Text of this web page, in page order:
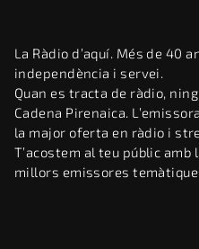
La Ràdio d’aquí. Més de 40
independència i servei.
Quan es tracta de ràdio,
Cadena Pirenaica.
la major oferta en ràdio i
T’acostem al teu públic
millors emissores